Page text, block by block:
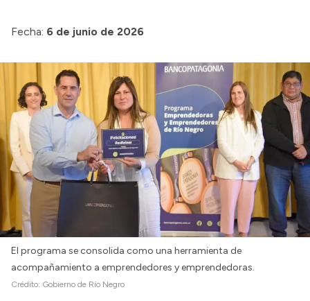
Fecha: 6 de junio de 2026
El programa se consolida como una herramienta de
acompañamiento a emprendedores y emprendedoras.
Crédito: Gobierno de Río Negro